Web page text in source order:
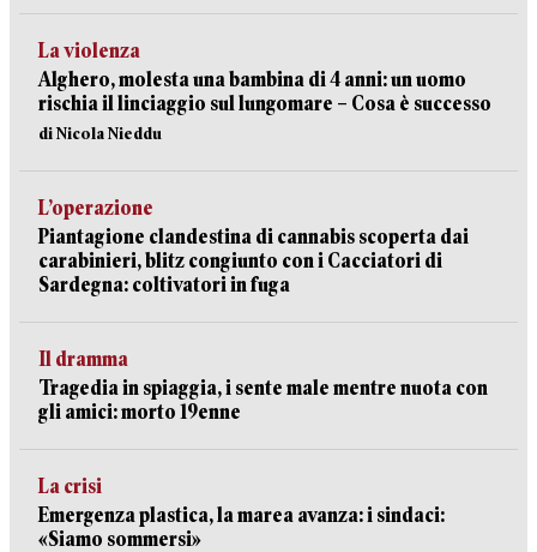
La violenza
Alghero, molesta una bambina di 4 anni: un uomo
rischia il linciaggio sul lungomare – Cosa è successo
di Nicola Nieddu
L’operazione
Piantagione clandestina di cannabis scoperta dai
carabinieri, blitz congiunto con i Cacciatori di
Sardegna: coltivatori in fuga
Il dramma
Tragedia in spiaggia, i sente male mentre nuota con
gli amici: morto 19enne
La crisi
Emergenza plastica, la marea avanza: i sindaci:
«Siamo sommersi»